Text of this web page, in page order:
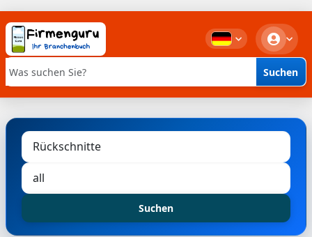
Stichwortsuche Suchen
Suchen